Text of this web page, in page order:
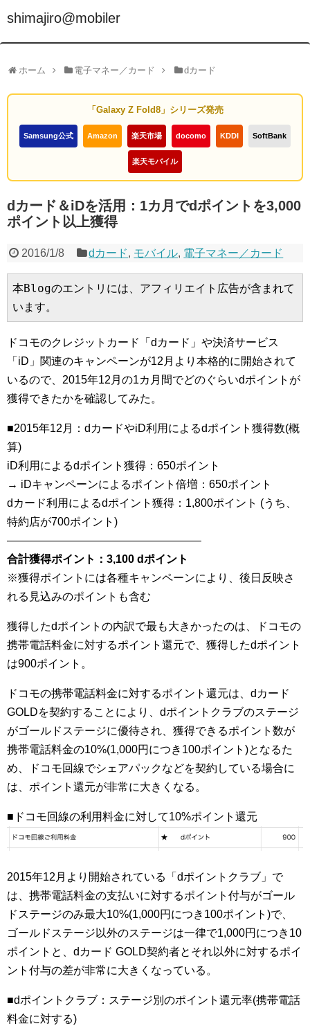
shimajiro@mobiler
ホーム 電子マネー／カード dカード
「Galaxy Z Fold8」シリーズ発売
Samsung公式 Amazon 楽天市場 docomo KDDI SoftBank
楽天モバイル
dカード＆iDを活用：1カ月でdポイントを3,000
ポイント以上獲得
2016/1/8 dカード, モバイル, 電子マネー／カード
本Blogのエントリには、アフィリエイト広告が含まれて
います。
ドコモのクレジットカード「dカード」や決済サービス
「iD」関連のキャンペーンが12月より本格的に開始されて
いるので、2015年12月の1カ月間でどのぐらいdポイントが
獲得できたかを確認してみた。
■2015年12月：dカードやiD利用によるdポイント獲得数(概
算)
iD利用によるdポイント獲得：650ポイント
→ iDキャンペーンによるポイント倍増：650ポイント
dカード利用によるdポイント獲得：1,800ポイント (うち、
特約店が700ポイント)
—————————————————–
合計獲得ポイント：3,100 dポイント
※獲得ポイントには各種キャンペーンにより、後日反映さ
れる見込みのポイントも含む
獲得したdポイントの内訳で最も大きかったのは、ドコモの
携帯電話料金に対するポイント還元で、獲得したdポイント
は900ポイント。
ドコモの携帯電話料金に対するポイント還元は、dカード
GOLDを契約することにより、dポイントクラブのステージ
がゴールドステージに優待され、獲得できるポイント数が
携帯電話料金の10%(1,000円につき100ポイント)となるた
め、ドコモ回線でシェアパックなどを契約している場合に
は、ポイント還元が非常に大きくなる。
■ドコモ回線の利用料金に対して10%ポイント還元
2015年12月より開始されている「dポイントクラブ」で
は、携帯電話料金の支払いに対するポイント付与がゴール
ドステージのみ最大10%(1,000円につき100ポイント)で、
ゴールドステージ以外のステージは一律で1,000円につき10
ポイントと、dカード GOLD契約者とそれ以外に対するポイ
ント付与の差が非常に大きくなっている。
■dポイントクラブ：ステージ別のポイント還元率(携帯電話
料金に対する)